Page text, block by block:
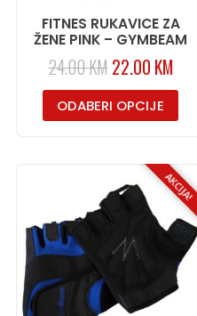
FITNES RUKAVICE ZA
ŽENE PINK – GYMBEAM
24.00KM22.00 KM
ODABERI OPCIJE
AKCIJA!